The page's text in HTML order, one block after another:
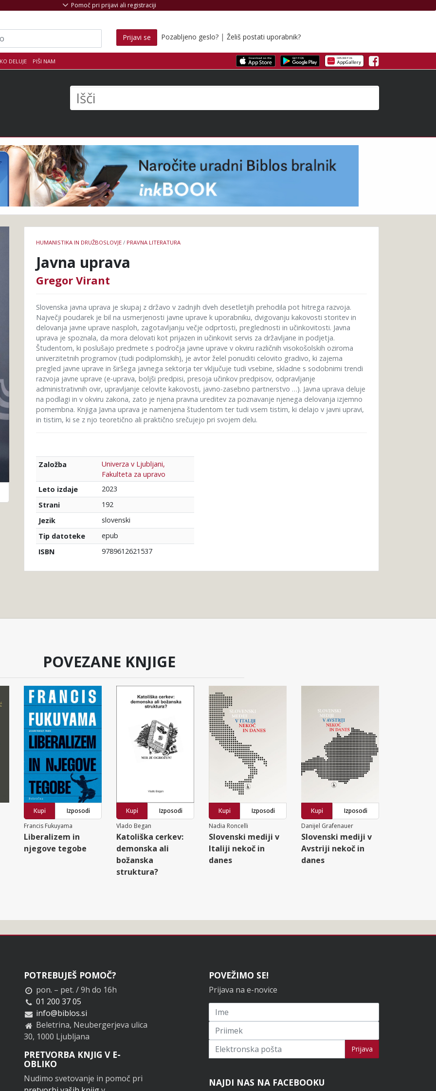
DELUJE PIŠI NAM Facebook
Pomoč pri prijavi ali registraciji
Prijavi se Pozabljeno geslo? | Želiš postati uporabnik?
Podrobnosti
knjige
HUMANISTIKA IN DRUŽBOSLOVJE / PRAVNA LITERATURA
Javna uprava
Gregor Virant
Slovenska javna uprava je skupaj z državo v zadnjih dveh desetletjih prehodila pot hitrega razvoja.
Največji poudarek je bil na usmerjenosti javne uprave k uporabniku, dvigovanju kakovosti storitev in
delovanja javne uprave nasploh, zagotavljanju večje odprtosti, preglednosti in učinkovitosti. Javna
uprava je spoznala, da mora delovati kot prijazen in učinkovit servis za državljane in podjetja.
Študentom, ki poslušajo predmete s področja javne uprave v okviru različnih visokošolskih oziroma
univerzitetnih programov (tudi podiplomskih), je avtor želel ponuditi celovito gradivo, ki zajema
pregled javne uprave in širšega javnega sektorja ter vključuje tudi vsebine, skladne s sodobnimi trendi
razvoja javne uprave (e-uprava, boljši predpisi, presoja učinkov predpisov, odpravljanje
administrativnih ovir, upravljanje celovite kakovosti, javno-zasebno partnerstvo …). Javna uprava deluje
na podlagi in v okviru zakona, zato je njena pravna ureditev za poznavanje njenega delovanja izjemno
pomembna. Knjiga Javna uprava je namenjena študentom ter tudi vsem tistim, ki delajo v javni upravi,
in tistim, ki se z njo teoretično ali praktično srečujejo pri svojem delu.
Založba
Univerza v Ljubljani,
Fakulteta za upravo
Leto izdaje
2023
Strani
192
Jezik
slovenski
Tip datoteke
epub
ISBN
9789612621537
POVEZANE KNJIGE
Kupi
Izposodi
Francis Fukuyama
Liberalizem in
njegove tegobe
Kupi
Izposodi
Vlado Began
Katoliška cerkev:
demonska ali
božanska
struktura?
Kupi
Izposodi
Nadia Roncelli
Slovenski mediji v
Italiji nekoč in
danes
Kupi
Izposodi
Danijel Grafenauer
Slovenski mediji v
Avstriji nekoč in
danes
POTREBUJEŠ POMOČ?
pon. – pet. / 9h do 16h
01 200 37 05
info@biblos.si
Beletrina, Neubergerjeva ulica
30, 1000 Ljubljana
PRETVORBA KNJIG V E-
OBLIKO
Nudimo svetovanje in pomoč pri
POVEŽIMO SE!
Prijava na e-novice
Prijavi se na novice Prijava
NAJDI NAS NA FACEBOOKU